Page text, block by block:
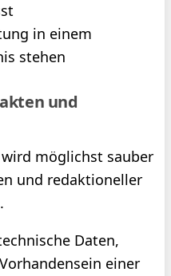
in einem
stehen
und
möglichst sauber
und redaktioneller
Daten,
einer